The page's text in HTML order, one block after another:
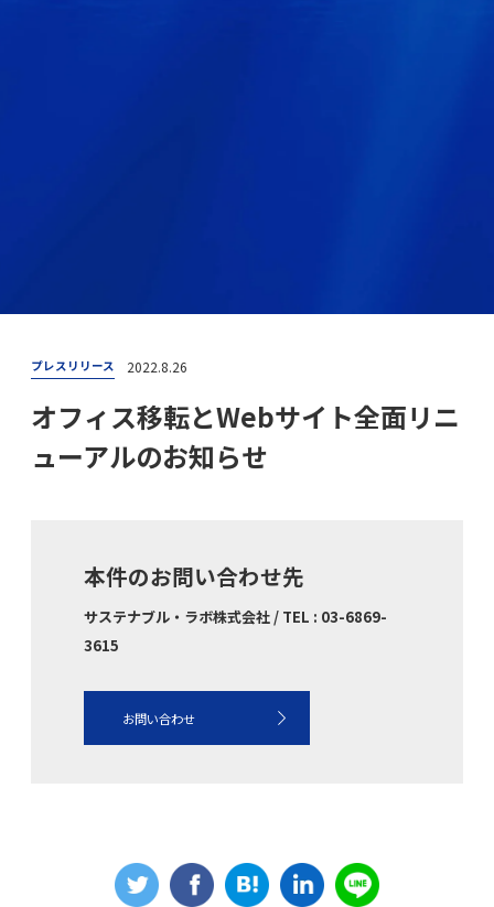
プレスリリース 2022.8.26
オフィス移転とWebサイト全面リニ
ューアルのお知らせ
本件のお問い合わせ先
サステナブル・ラボ株式会社 / TEL : 03-6869-
3615
お問い合わせ